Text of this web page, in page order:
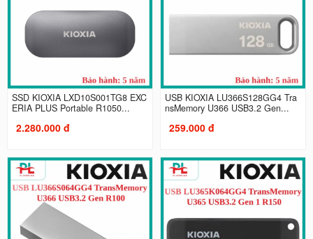
SSD KIOXIA LXD10S001TG8 EXC
ERIA PLUS Portable R1050...
2.280.000 đ
USB KIOXIA LU366S128GG4 Tra
nsMemory U366 USB3.2 Gen...
259.000 đ